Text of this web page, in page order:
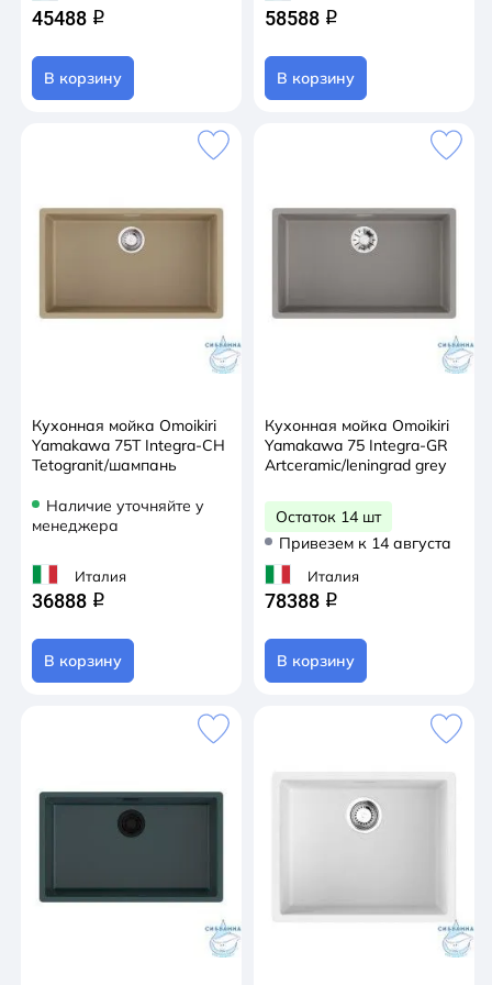
т.к их температура может достигать 500°С).
45488 q
В корзину
58588 q
В корзину
Кухонная мойка Omoikiri
Yamakawa 75Т Integra-CH
Tetogranit/шампань
Наличие уточняйте у
менеджера
Италия
36888 q
В корзину
Кухонная мойка Omoikiri
Yamakawa 75 Integra-GR
Artceramic/leningrad grey
Остаток 14 шт
Привезем к 14 августа
Италия
78388 q
В корзину